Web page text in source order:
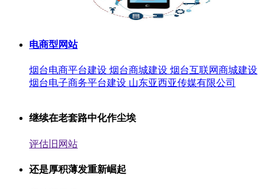
电商型网站
烟台电商平台建设 烟台商城建设 烟台互联网商城建设
烟台电子商务平台建设 山东亚西亚传媒有限公司
继续在老套路中化作尘埃
评估旧网站
还是厚积薄发重新崛起